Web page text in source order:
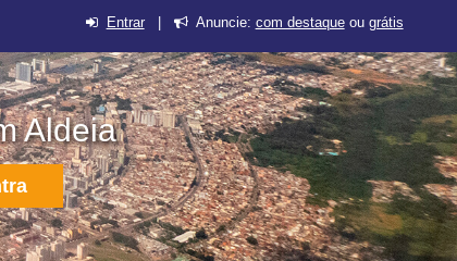
Entrar| Anuncie: com destaqueou grátis
Aldeia